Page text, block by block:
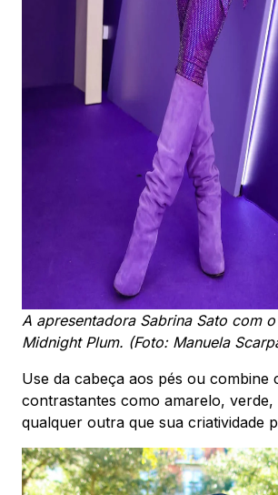
A apresentadora Sabrina Sato com
Midnight Plum. (Foto: Manuela
Use da cabeça aos pés ou combine
contrastantes como amarelo,
qualquer outra que sua criatividade